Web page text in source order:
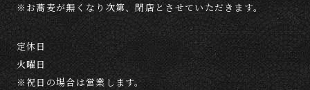
※お蕎麦が無くなり次第、閉店とさせていただきます。
定休日
火曜日
※祝日の場合は営業します。